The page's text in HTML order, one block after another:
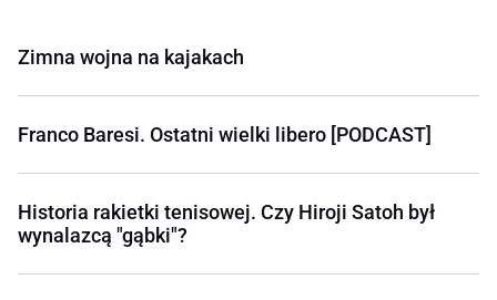
Zimna wojna na kajakach
Franco Baresi. Ostatni wielki libero [PODCAST]
Historia rakietki tenisowej. Czy Hiroji Satoh był
wynalazcą "gąbki"?